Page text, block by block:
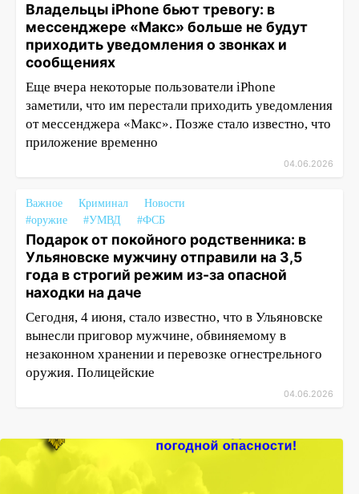
Владельцы iPhone бьют тревогу: в
мессенджере «Макс» больше не будут
приходить уведомления о звонках и
сообщениях
Еще вчера некоторые пользователи iPhone
заметили, что им перестали приходить уведомления
от мессенджера «Макс». Позже стало известно, что
приложение временно
04.06.2026
Важное Криминал
Новости
#оружие
#УМВД #ФСБ
Подарок от покойного родственника: в
Ульяновске мужчину отправили на 3,5
года в строгий режим из-за опасной
находки на даче
Сегодня, 4 июня, стало известно, что в Ульяновске
вынесли приговор мужчине, обвиняемому в
незаконном хранении и перевозке огнестрельного
оружия. Полицейские
04.06.2026